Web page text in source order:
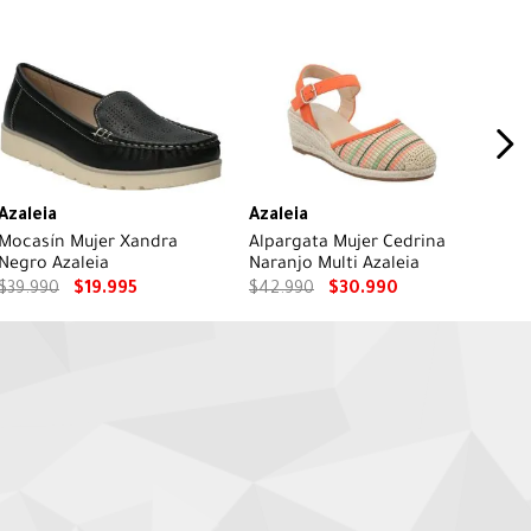
Mocasín Mujer Xandra
Negro Azaleia
39.990 $19.995
Azaleia
Alpargata Mujer Cedrina
Naranjo Multi Azaleia
$42.990 $30.990